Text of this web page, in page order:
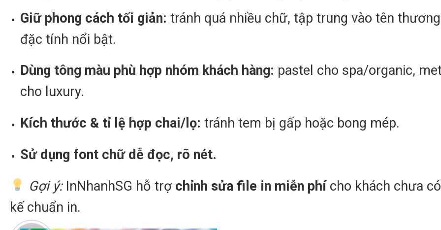
Giữ phong cách tối giản: tránh quá nhiều chữ, tập trung vào tên
đặc tính nổi bật.
Dùng tông màu phù hợp nhóm khách hàng: pastel cho spa/organic,
cho luxury.
Kích thước & tỉ lệ hợp chai/lọ: tránh tem bị gấp hoặc bong mép.
Sử dụng font chữ dễ đọc, rõ nét.
Gợi ý:InNhanhSG hỗ trợ chỉnh sửa file in miễn phícho khách chưa
kế chuẩn in.